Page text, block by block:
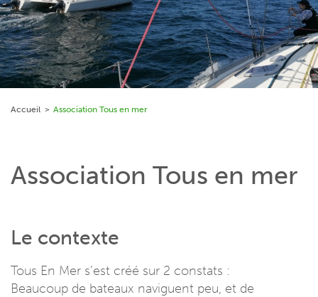
Accueil Association Tous en mer
Association Tous en mer
Le contexte
Tous En Mer s’est créé sur 2 constats :
Beaucoup de bateaux naviguent peu, et de